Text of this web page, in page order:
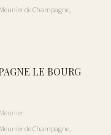
de Champagne,
LE BOURG
de Champagne,